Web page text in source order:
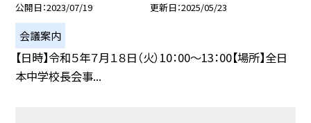
公開日 2023/07/19 更新日 2025/05/23
会議案内
【日時】令和５年７月１８日（火）10：00〜13：00【場所】全日
本中学校長会事...